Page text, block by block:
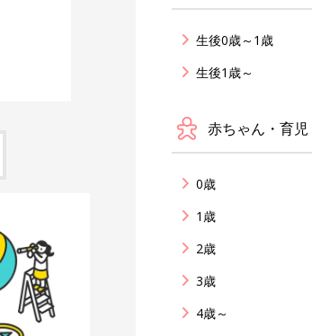
生後0歳～1歳
生後1歳～
赤ちゃん・育児
0歳
1歳
2歳
3歳
4歳～